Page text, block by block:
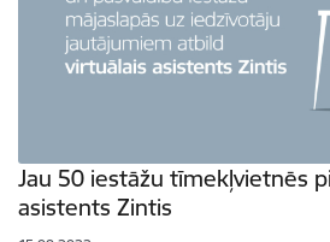
Jau 50 iestāžu tīmekļvietnēs
asistents Zintis